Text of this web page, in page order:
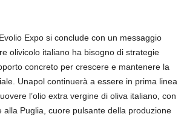
Expo si conclude con un messaggio
olivicolo italiano ha bisogno di strategie
concreto per crescere e mantenere la
Unapol continuerà a essere in prima linea
l’olio extra vergine di oliva italiano, con
alla Puglia, cuore pulsante della produzione